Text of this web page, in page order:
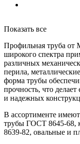
Показать все
Профильная труба от
широкого спектра
различных
перила,
форма трубы
прочность, что
и надежных
В ассортименте
трубы ГОСТ 8645-68,
8639-82, овальные и